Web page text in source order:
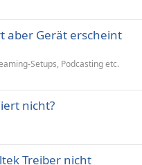
aber Gerät erscheint
Setups, Podcasting etc.
nicht?
Treiber nicht